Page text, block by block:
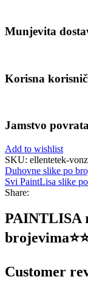
Munjevita
Korisna
Jamstvo
Add to wishlist
SKU: ellentetek-
Duhovne slike po
Svi PaintLisa slike
Share:
PAINTLISA
Customer